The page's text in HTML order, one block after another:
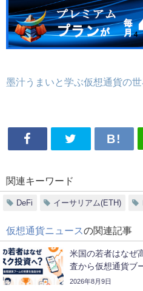
墨汁うまいと学ぶ仮想通貨の世
関連キーワード
DeFi イーサリアム(ETH)
仮想通貨ニュースの関連記事
米国の若者はなぜ
査から仮想通貨ブ
2026年8月9日